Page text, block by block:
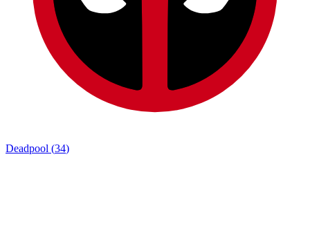
Deadpool (34)